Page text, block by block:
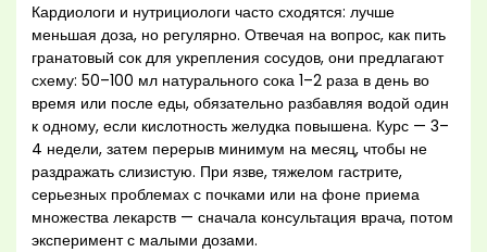
Кардиологи и нутрициологи часто сходятся: лучше
меньшая доза, но регулярно. Отвечая на вопрос, как пить
гранатовый сок для укрепления сосудов, они предлагают
схему: 50–100 мл натурального сока 1–2 раза в день во
время или после еды, обязательно разбавляя водой один
к одному, если кислотность желудка повышена. Курс — 3–
4 недели, затем перерыв минимум на месяц, чтобы не
раздражать слизистую. При язве, тяжелом гастрите,
серьезных проблемах с почками или на фоне приема
множества лекарств — сначала консультация врача, потом
эксперимент с малыми дозами.